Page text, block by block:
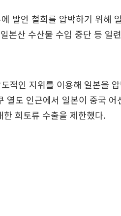
발언 철회를 압박하기 위해
본산 수산물 수입 중단 등 일
적인 지위를 이용해 일본을
열도 인근에서 일본이 중국 어
희토류 수출을 제한했다.